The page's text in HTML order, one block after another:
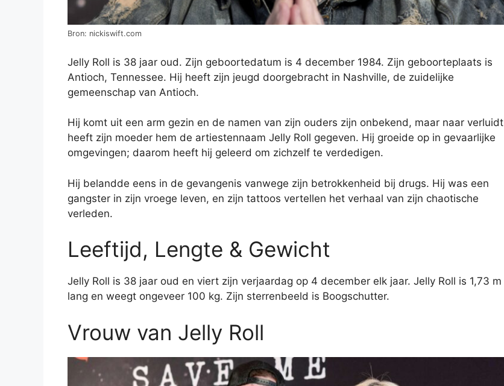
Bron: nickiswift.com
Jelly Roll is 38 jaar oud. Zijn geboortedatum is 4 december 1984. Zijn geboorteplaats is
Antioch, Tennessee. Hij heeft zijn jeugd doorgebracht in Nashville, de zuidelijke
gemeenschap van Antioch.
Hij komt uit een arm gezin en de namen van zijn ouders zijn onbekend, maar naar verluidt
heeft zijn moeder hem de artiestennaam Jelly Roll gegeven. Hij groeide op in gevaarlijke
omgevingen; daarom heeft hij geleerd om zichzelf te verdedigen.
Hij belandde eens in de gevangenis vanwege zijn betrokkenheid bij drugs. Hij was een
gangster in zijn vroege leven, en zijn tattoos vertellen het verhaal van zijn chaotische
verleden.
Leeftijd, Lengte & Gewicht
Jelly Roll is 38 jaar oud en viert zijn verjaardag op 4 december elk jaar. Jelly Roll is 1,73 m
lang en weegt ongeveer 100 kg. Zijn sterrenbeeld is Boogschutter.
Vrouw van Jelly Roll